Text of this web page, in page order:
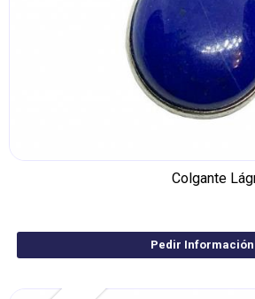
Colgante
Pedir Información